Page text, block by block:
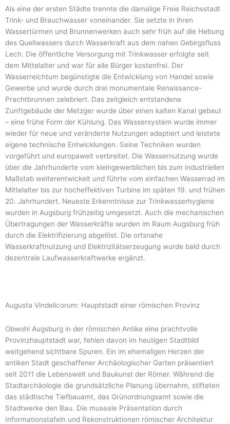
Als eine der ersten Städte trennte die damalige Freie Reichsstadt
Trink- und Brauchwasser voneinander. Sie setzte in ihren
Wassertürmen und Brunnenwerken auch sehr früh auf die Hebung
des Quellwassers durch Wasserkraft aus dem nahen Gebirgsfluss
Lech. Die öffentliche Versorgung mit Trinkwasser erfolgte seit
dem Mittelalter und war für alle Bürger kostenfrei. Der
Wasserreichtum begünstigte die Entwicklung von Handel sowie
Gewerbe und wurde durch drei monumentale Renaissance-
Prachtbrunnen zelebriert. Das zeitgleich entstandene
Zunftgebäude der Metzger wurde über einen kalten Kanal gebaut
– eine frühe Form der Kühlung. Das Wassersystem wurde immer
wieder für neue und veränderte Nutzungen adaptiert und leistete
eigene technische Entwicklungen. Seine Techniken wurden
vorgeführt und europaweit verbreitet. Die Wassernutzung wurde
über die Jahrhunderte vom kleingewerblichen bis zum industriellen
Maßstab weiterentwickelt und führte vom einfachen Wasserrad im
Mittelalter bis zur hocheffektiven Turbine im späten 19. und frühen
20. Jahrhundert. Neueste Erkenntnisse zur Trinkwasserhygiene
wurden in Augsburg frühzeitig umgesetzt. Auch die mechanischen
Übertragungen der Wasserkräfte wurden im Raum Augsburg früh
durch die Elektrifizierung abgelöst. Die ortsnahe
Wasserkraftnutzung und Elektrizitätserzeugung wurde bald durch
dezentrale Laufwasserkraftwerke ergänzt.
Augusta Vindelicorum: Hauptstadt einer römischen Provinz
Obwohl Augsburg in der römischen Antike eine prachtvolle
Provinzhauptstadt war, fehlen davon im heutigen Stadtbild
weitgehend sichtbare Spuren. Ein im ehemaligen Herzen der
antiken Stadt geschaffener Archäologischer Garten präsentiert
seit 2011 die Lebenswelt und Baukunst der Römer. Während die
Stadtarchäologie die grundsätzliche Planung übernahm, stifteten
das städtische Tiefbauamt, das Grünordnungsamt sowie die
Stadtwerke den Bau. Die museale Präsentation durch
Informationstafeln und Rekonstruktionen römischer Architektur